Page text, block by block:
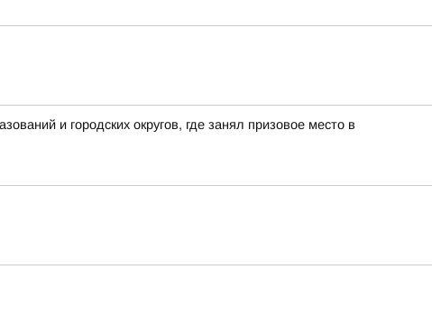
и городских округов, где занял призовое место в